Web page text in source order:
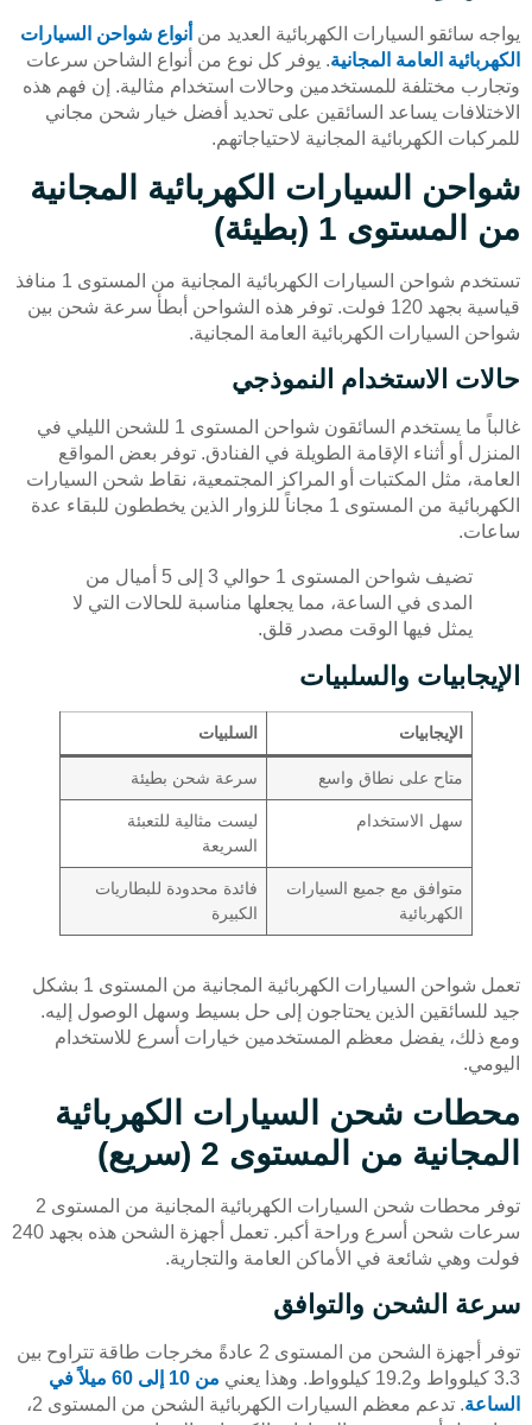
يواجه سائقو السيارات الكهربائية العديد من أنواع شواحن السيارات
الكهربائية العامة المجانية. يوفر كل نوع من أنواع الشاحن سرعات
وتجارب مختلفة للمستخدمين وحالات استخدام مثالية. إن فهم هذه
الاختلافات يساعد السائقين على تحديد أفضل خيار شحن مجاني
للمركبات الكهربائية المجانية لاحتياجاتهم.
شواحن السيارات الكهربائية المجانية
من المستوى 1 (بطيئة)
تستخدم شواحن السيارات الكهربائية المجانية من المستوى 1 منافذ
قياسية بجهد 120 فولت. توفر هذه الشواحن أبطأ سرعة شحن بين
شواحن السيارات الكهربائية العامة المجانية.
حالات الاستخدام النموذجي
غالباً ما يستخدم السائقون شواحن المستوى 1 للشحن الليلي في
المنزل أو أثناء الإقامة الطويلة في الفنادق. توفر بعض المواقع
العامة، مثل المكتبات أو المراكز المجتمعية، نقاط شحن السيارات
الكهربائية من المستوى 1 مجاناً للزوار الذين يخططون للبقاء عدة
ساعات.
تضيف شواحن المستوى 1 حوالي 3 إلى 5 أميال من
المدى في الساعة، مما يجعلها مناسبة للحالات التي لا
يمثل فيها الوقت مصدر قلق.
الإيجابيات والسلبيات
الإيجابيات السلبيات
متاح على نطاق واسع سرعة شحن بطيئة
سهل الاستخدام
ليست مثالية للتعبئة
السريعة
متوافق مع جميع السيارات
الكهربائية
فائدة محدودة للبطاريات
الكبيرة
تعمل شواحن السيارات الكهربائية المجانية من المستوى 1 بشكل
جيد للسائقين الذين يحتاجون إلى حل بسيط وسهل الوصول إليه.
ومع ذلك، يفضل معظم المستخدمين خيارات أسرع للاستخدام
اليومي.
محطات شحن السيارات الكهربائية
المجانية من المستوى 2 (سريع)
توفر محطات شحن السيارات الكهربائية المجانية من المستوى 2
سرعات شحن أسرع وراحة أكبر. تعمل أجهزة الشحن هذه بجهد 240
فولت وهي شائعة في الأماكن العامة والتجارية.
سرعة الشحن والتوافق
توفر أجهزة الشحن من المستوى 2 عادةً مخرجات طاقة تتراوح بين
3.3 كيلوواط و19.2 كيلوواط. وهذا يعني
من 10 إلى 60 ميلاً في
الساعة
. تدعم معظم السيارات الكهربائية الشحن من المستوى 2،